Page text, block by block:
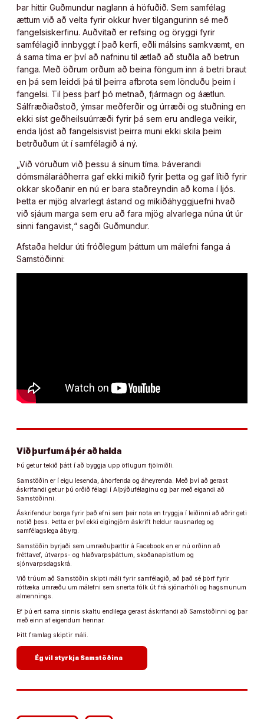
Þar hittir Guðmundur naglann á höfuðið. Sem samfélag
ættum við að velta fyrir okkur hver tilgangurinn sé með
fangelsiskerfinu. Auðvitað er refsing og öryggi fyrir
samfélagið innbyggt í það kerfi, eðli málsins samkvæmt, en
á sama tíma er því að nafninu til ætlað að stuðla að betrun
fanga. Með öðrum orðum að beina föngum inn á betri braut
en þá sem leiddi þá til þeirra afbrota sem lönduðu þeim í
fangelsi. Til þess þarf þó metnað, fjármagn og áætlun.
Sálfræðiaðstoð, ýmsar meðferðir og úrræði og stuðning en
ekki síst geðheilsuúrræði fyrir þá sem eru andlega veikir,
enda ljóst að fangelsisvist þeirra muni ekki skila þeim
betrðuðum út í samfélagið á ný.
„Við vöruðum við þessu á sínum tíma. Þáverandi
dómsmálaráðherra gaf ekki mikið fyrir þetta og gaf lítið fyrir
okkar skoðanir en nú er bara staðreyndin að koma í ljós.
Þetta er mjög alvarlegt ástand og mikiðáhyggjuefni hvað
við sjáum marga sem eru að fara mjög alvarlega núna út úr
sinni fangavist,“ sagði Guðmundur.
Afstaða heldur úti fróðlegum þáttum um málefni fanga á
Samstöðinni:
Við þurfum á þér að halda
Þú getur tekið þátt í að byggja upp öflugum fjölmiðli.
Samstöðin er í eigu lesenda, áhorfenda og áheyrenda. Með því að gerast
áskrifandi getur þú orðið félagi í Alþýðufélaginu og þar með eigandi að
Samstöðinni.
Áskrifendur borga fyrir það efni sem þeir nota en tryggja í leiðinni að aðrir geti
notið þess. Þetta er því ekki eigingjörn áskrift heldur rausnarleg og
samfélagslega ábyrg.
Samstöðin byrjaði sem umræðuþættir á Facebook en er nú orðinn að
fréttavef, útvarps- og hlaðvarpsþáttum, skoðanapistlum og
sjónvarpsdagskrá.
Við trúum að Samstöðin skipti máli fyrir samfélagið, að það sé þörf fyrir
róttæka umræðu um málefni sem snerta fólk út frá sjónarhóli og hagsmunum
almennings.
Ef þú ert sama sinnis skaltu endilega gerast áskrifandi að Samstöðinni og þar
með einn af eigendum hennar.
Þitt framlag skiptir máli.
Ég vil styrkja Samstöðina